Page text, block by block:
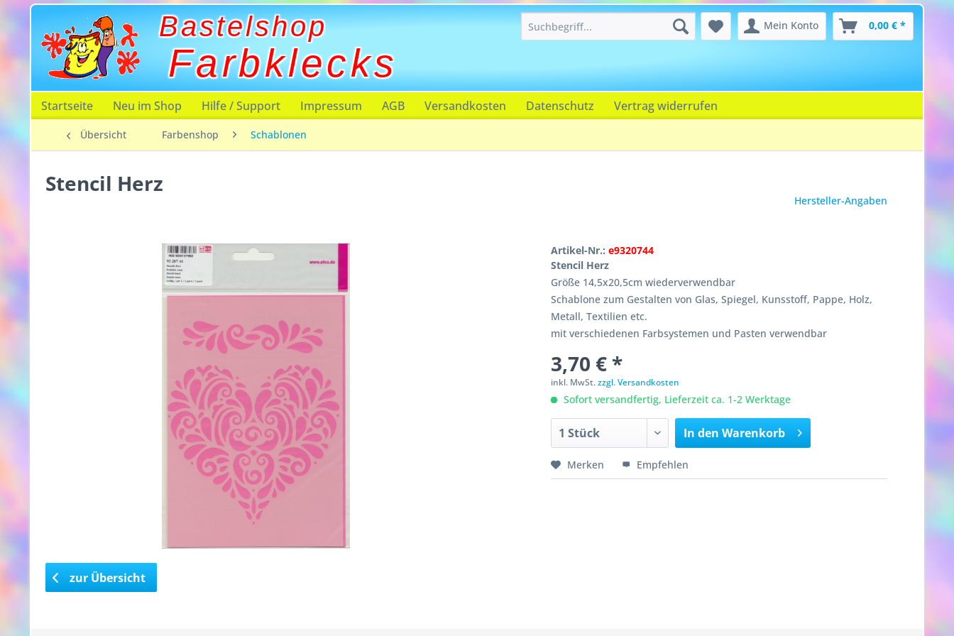
Bastelshop
Farbklecks
Mein Konto 0,00 € *
Startseite Neu im Shop Hilfe / Support Impressum AGB Versandkosten Datenschutz Vertrag widerrufen
Übersicht Farbenshop Schablonen
Stencil Herz
Hersteller-Angaben
Artikel-Nr.: e9320744
Stencil Herz
Größe 14,5x20,5cm wiederverwendbar
Schablone zum Gestalten von Glas, Spiegel, Kunsstoff, Pappe, Holz,
Metall, Textilien etc.
mit verschiedenen Farbsystemen und Pasten verwendbar
3,70 € *
inkl. MwSt.zzgl. Versandkosten
Sofort versandfertig, Lieferzeit ca. 1-2 Werktage
In den Warenkorb
Merken Empfehlen
zur Übersicht